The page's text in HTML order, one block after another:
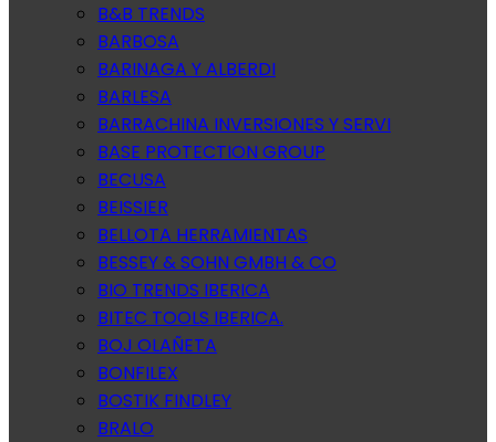
B&B TRENDS
BARBOSA
BARINAGA Y ALBERDI
BARLESA
BARRACHINA INVERSIONES Y SERVI
BASE PROTECTION GROUP
BECUSA
BEISSIER
BELLOTA HERRAMIENTAS
BESSEY & SOHN GMBH & CO
BIO TRENDS IBERICA
BITEC TOOLS IBERICA.
BOJ OLAÑETA
BONFILEX
BOSTIK FINDLEY
BRALO